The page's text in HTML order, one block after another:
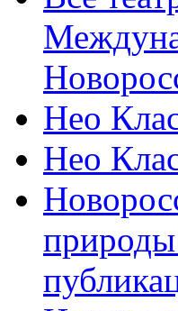
Нео
Нео